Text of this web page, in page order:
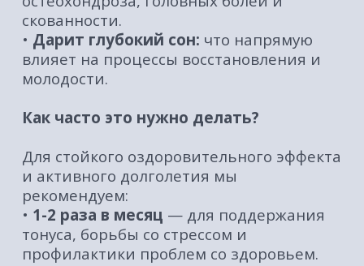
‌*СРОК ДЕЙСТВИЯ СЕРТИФИКАТА — 1 ГОД
С МОМЕНТА ПОКУПКИ
GRAND FLOAT
релакс-центр в Барнауле